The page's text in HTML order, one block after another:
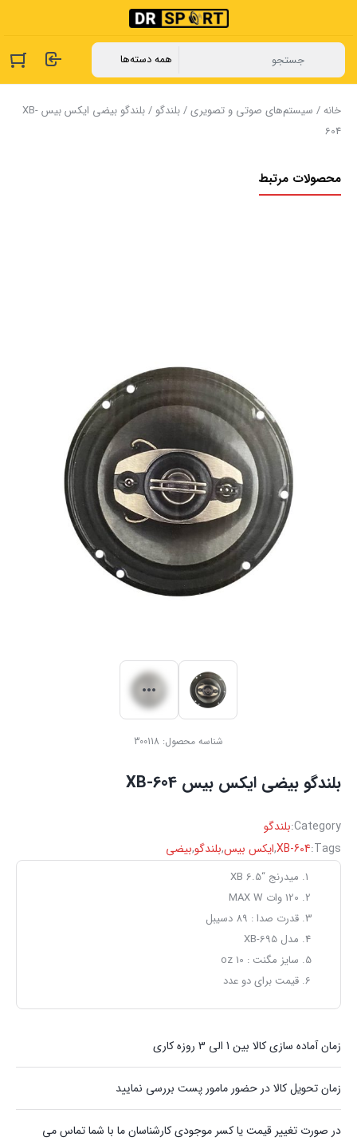
خانه/ سیستم‌های صوتی و تصویری/بلندگو
/ بلندگو بیضی ایکس بیس XB-
604
محصولات مرتبط
شناسه محصول: 300118
بلندگو بیضی ایکس بیس XB-604
Category: بلندگو
Tags:
XB-604
,ایکس بیس,بلندگو,بیضی
میدرنج “6.5 XB
120 وات MAX W
قدرت صدا : 89 دسیبل
مدل XB-695
سایز مگنت : 10 oz
قیمت برای دو عدد
زمان آماده سازی کالا بین 1 الی 3 روزه کاری
زمان تحویل کالا در حضور مامور پست بررسی نمایید
در صورت تغییر قیمت یا کسر موجودی کارشناسان ما با شما تماس می